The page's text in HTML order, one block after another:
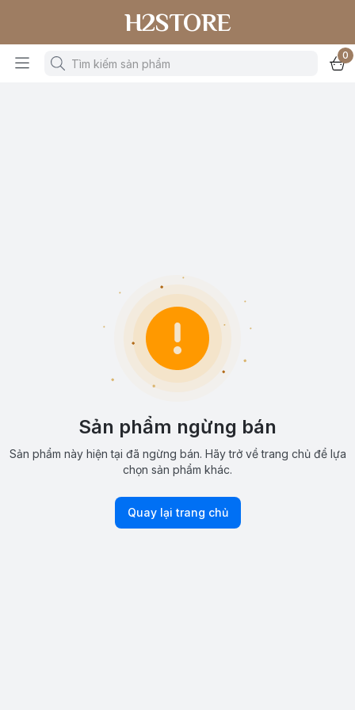
H2STORE
0
Sản phẩm ngừng bán
Sản phẩm này hiện tại đã ngừng bán. Hãy trở về trang chủ để lựa
chọn sản phẩm khác.
Quay lại trang chủ